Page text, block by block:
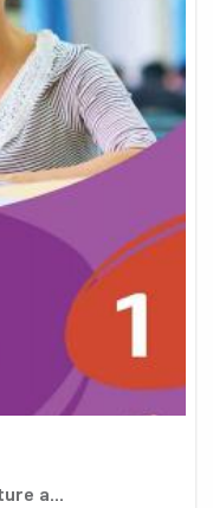
a...